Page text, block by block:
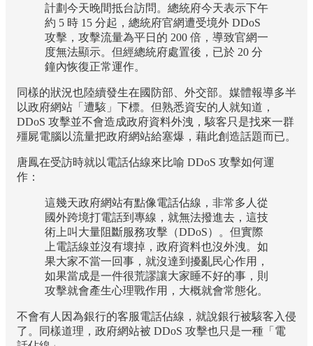
計劃今天晚間抵台訪問。總統府今天表示下午
約 5 時 15 分起，總統府官網遭受境外 DDoS
攻擊，攻擊流量為平日的 200 倍，導致官網一
度無法顯示。但經總統府處置後，已於 20 分
鐘內恢復正常運作。
同樣的狀況也陸續發生在國防部、外交部。媒體報導多半
以政府網站「遭駭」下標。但熟悉資安的人就知道，
DDoS 攻擊並不會造成政府資料外洩，駭客只是找來一群
殭屍電腦以流量把政府網站給塞爆，藉此創造話題而已。
唐鳳在受訪時就以電話佔線來比喻 DDoS 攻擊如何運
作：
這幾天政府網站有點像電話佔線，非常多人從
國外跨境打電話到專線，就無法撥進去，這技
術上叫大量阻斷服務攻擊（DDoS）。但實際
上電話線並沒有壞掉，政府資料也沒外洩。如
果大家不當一回事，就沒達到擾亂民心作用，
如果當成是一件很荒謬讓大家睡不好的事，則
攻擊就會產生心理戰作用，大概就會常態化。
不會有人因為銀行的客服電話佔線，就說銀行被駭客入侵
了。同樣道理，政府網站被 DDoS 攻擊也只是一種「電